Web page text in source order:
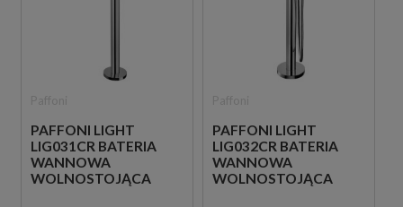
PAFFONI LIGHT
LIG031CR BATERIA
WANNOWA
WOLNOSTOJĄCA
PAFFONI LIGHT
LIG032CR BATERIA
WANNOWA
WOLNOSTOJĄCA